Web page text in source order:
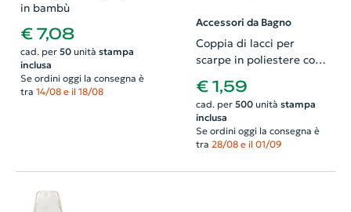
in bambù
€ 7,08
cad. per 50unità stampa
inclusa
Se ordini oggi la consegna è
tra 14/08 e il 18/08
Accessori da Bagno
Coppia di lacci per
scarpe in poliestere con
€ 1,59
cad. per 500unità stampa
inclusa
Se ordini oggi la consegna è
tra 28/08 e il 01/09